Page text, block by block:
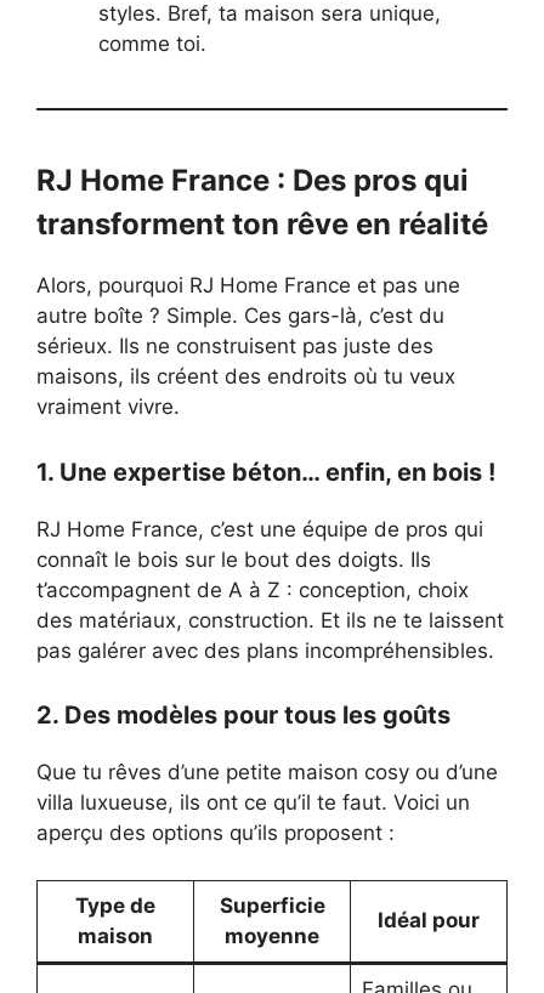
styles. Bref, ta maison sera unique,
comme toi.
RJ Home France : Des pros qui
transforment ton rêve en réalité
Alors, pourquoi RJ Home France et pas une
autre boîte ? Simple. Ces gars-là, c’est du
sérieux. Ils ne construisent pas juste des
maisons, ils créent des endroits où tu veux
vraiment vivre.
1. Une expertise béton… enfin, en bois !
RJ Home France, c’est une équipe de pros qui
connaît le bois sur le bout des doigts. Ils
t’accompagnent de A à Z : conception, choix
des matériaux, construction. Et ils ne te laissent
pas galérer avec des plans incompréhensibles.
2. Des modèles pour tous les goûts
Que tu rêves d’une petite maison cosy ou d’une
villa luxueuse, ils ont ce qu’il te faut. Voici un
aperçu des options qu’ils proposent :
Type de
maison
Superficie
moyenne
Idéal pour